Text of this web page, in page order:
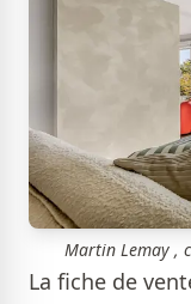
Martin Lemay ,
La fiche de